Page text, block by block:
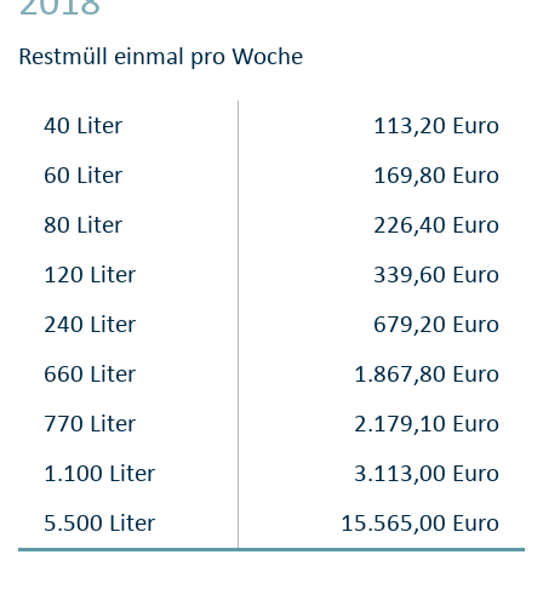
Restmüll einmal pro Woche
40 Liter
113,20 Euro
60 Liter
169,80 Euro
80 Liter
226,40 Euro
120 Liter
339,60 Euro
240 Liter
679,20 Euro
660 Liter
1.867,80 Euro
770 Liter
2.179,10 Euro
1.100 Liter
3.113,00 Euro
5.500 Liter
15.565,00 Euro